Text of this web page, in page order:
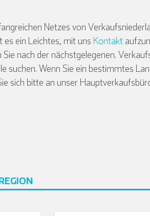
Netzes von
es ein Leichtes, mit uns Kontakt
Sie nach der nächstgelegenen.
suchen. Wenn Sie ein bestimmtes
sich bitte an unser